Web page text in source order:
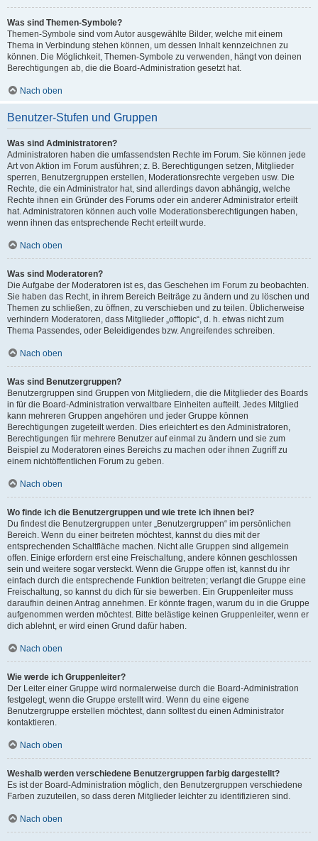
Was sind Themen-Symbole?
Themen-Symbole sind vom Autor ausgewählte Bilder, welche mit einem
Thema in Verbindung stehen können, um dessen Inhalt kennzeichnen zu
können. Die Möglichkeit, Themen-Symbole zu verwenden, hängt von deinen
Berechtigungen ab, die die Board-Administration gesetzt hat.
Nach oben
Benutzer-Stufen und Gruppen
Was sind Administratoren?
Administratoren haben die umfassendsten Rechte im Forum. Sie können jede
Art von Aktion im Forum ausführen; z. B. Berechtigungen setzen, Mitglieder
sperren, Benutzergruppen erstellen, Moderationsrechte vergeben usw. Die
Rechte, die ein Administrator hat, sind allerdings davon abhängig, welche
Rechte ihnen ein Gründer des Forums oder ein anderer Administrator erteilt
hat. Administratoren können auch volle Moderationsberechtigungen haben,
wenn ihnen das entsprechende Recht erteilt wurde.
Nach oben
Was sind Moderatoren?
Die Aufgabe der Moderatoren ist es, das Geschehen im Forum zu beobachten.
Sie haben das Recht, in ihrem Bereich Beiträge zu ändern und zu löschen und
Themen zu schließen, zu öffnen, zu verschieben und zu teilen. Üblicherweise
verhindern Moderatoren, dass Mitglieder „offtopic“, d. h. etwas nicht zum
Thema Passendes, oder Beleidigendes bzw. Angreifendes schreiben.
Nach oben
Was sind Benutzergruppen?
Benutzergruppen sind Gruppen von Mitgliedern, die die Mitglieder des Boards
in für die Board-Administration verwaltbare Einheiten aufteilt. Jedes Mitglied
kann mehreren Gruppen angehören und jeder Gruppe können
Berechtigungen zugeteilt werden. Dies erleichtert es den Administratoren,
Berechtigungen für mehrere Benutzer auf einmal zu ändern und sie zum
Beispiel zu Moderatoren eines Bereichs zu machen oder ihnen Zugriff zu
einem nichtöffentlichen Forum zu geben.
Nach oben
Wo finde ich die Benutzergruppen und wie trete ich ihnen bei?
Du findest die Benutzergruppen unter „Benutzergruppen“ im persönlichen
Bereich. Wenn du einer beitreten möchtest, kannst du dies mit der
entsprechenden Schaltfläche machen. Nicht alle Gruppen sind allgemein
offen. Einige erfordern erst eine Freischaltung, andere können geschlossen
sein und weitere sogar versteckt. Wenn die Gruppe offen ist, kannst du ihr
einfach durch die entsprechende Funktion beitreten; verlangt die Gruppe eine
Freischaltung, so kannst du dich für sie bewerben. Ein Gruppenleiter muss
daraufhin deinen Antrag annehmen. Er könnte fragen, warum du in die Gruppe
aufgenommen werden möchtest. Bitte belästige keinen Gruppenleiter, wenn er
dich ablehnt, er wird einen Grund dafür haben.
Nach oben
Wie werde ich Gruppenleiter?
Der Leiter einer Gruppe wird normalerweise durch die Board-Administration
festgelegt, wenn die Gruppe erstellt wird. Wenn du eine eigene
Benutzergruppe erstellen möchtest, dann solltest du einen Administrator
kontaktieren.
Nach oben
Weshalb werden verschiedene Benutzergruppen farbig dargestellt?
Es ist der Board-Administration möglich, den Benutzergruppen verschiedene
Farben zuzuteilen, so dass deren Mitglieder leichter zu identifizieren sind.
Nach oben